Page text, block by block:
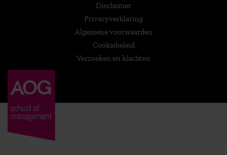
Disclaimer
Privacyverklaring
Algemene voorwaarden
Cookiebeleid
Verzoeken en klachten